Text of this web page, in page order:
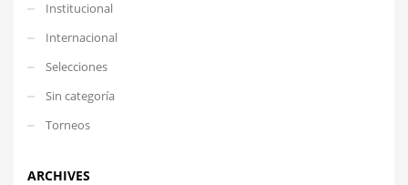
Institucional
Internacional
Selecciones
Sin categoría
Torneos
ARCHIVES